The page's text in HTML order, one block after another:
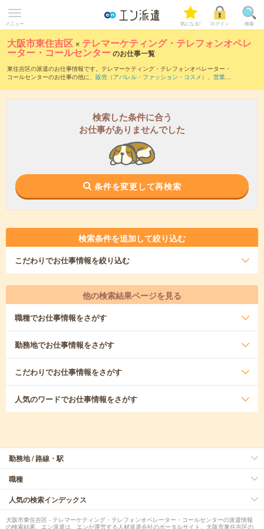
メニュー 気になる! ログイン 検索
大阪市東住吉区 × テレマーケティング・テレフォンオペレ
ーター・コールセンターのお仕事一覧
東住吉区の派遣のお仕事情報です。テレマーケティング・テレフォンオペレーター・
コールセンターのお仕事の他に、 販売（アパレル・ファッション・コスメ） 、 営業・
でいただけます。職種辞典：テレマーケティング・テレフォンオペレーター・コール
検索した条件に合う
お仕事がありませんでした
条件を変更して再検索
検索条件を追加して絞り込む
こだわりでお仕事情報を絞り込む
他の検索結果ページを見る
職種でお仕事情報をさがす
勤務地でお仕事情報をさがす
こだわりでお仕事情報をさがす
人気のワードでお仕事情報をさがす
勤務地 / 路線・駅
職種
人気の検索インデックス
大阪市東住吉区 - テレマーケティング・テレフォンオペレーター・コールセンターの派遣情報
の検索結果。エン派遣は、エンが運営する人材派遣会社のポータルサイト。大阪市東住吉区の